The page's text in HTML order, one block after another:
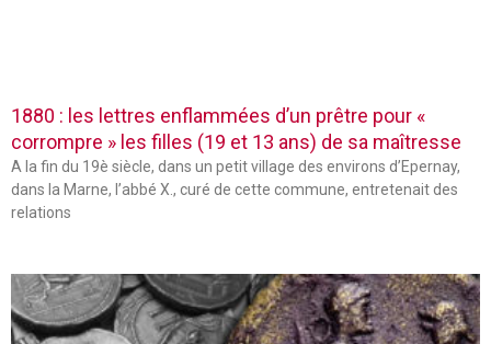
1880 : les lettres enflammées d’un prêtre pour «
corrompre » les filles (19 et 13 ans) de sa maîtresse
A la fin du 19è siècle, dans un petit village des environs d’Epernay,
dans la Marne, l’abbé X., curé de cette commune, entretenait des
relations